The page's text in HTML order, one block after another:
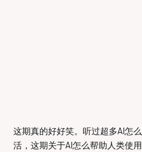
这期真的好好笑。听过超多AI怎
活，这期关于AI怎么帮助人类使